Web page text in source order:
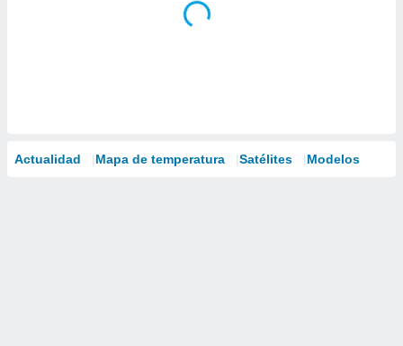
Actualidad Mapa de temperatura Satélites Modelos